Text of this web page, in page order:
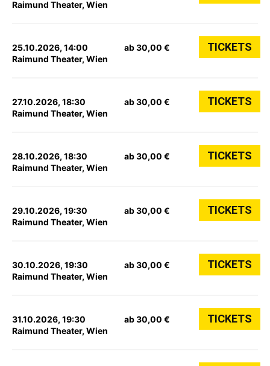
Raimund Theater, Wien
25.10.2026, 14:00
Raimund Theater, Wien
ab 30,00 € TICKETS
27.10.2026, 18:30
Raimund Theater, Wien
ab 30,00 € TICKETS
28.10.2026, 18:30
Raimund Theater, Wien
ab 30,00 € TICKETS
29.10.2026, 19:30
Raimund Theater, Wien
ab 30,00 € TICKETS
30.10.2026, 19:30
Raimund Theater, Wien
ab 30,00 € TICKETS
31.10.2026, 19:30
Raimund Theater, Wien
ab 30,00 € TICKETS